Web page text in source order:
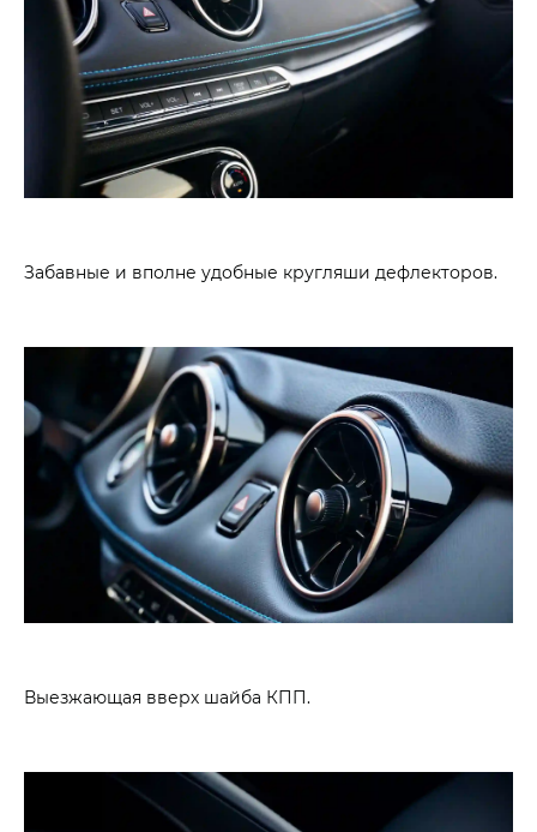
Забавные и вполне удобные кругляши дефлекторов.
Выезжающая вверх шайба КПП.